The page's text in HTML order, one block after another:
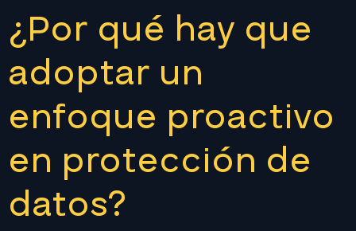
¿Por qué hay que
adoptar un
enfoque proactivo
en protección de
datos?